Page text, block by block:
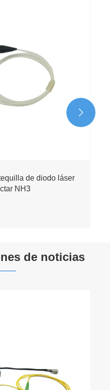
de diodo láser
NH3

de noticias